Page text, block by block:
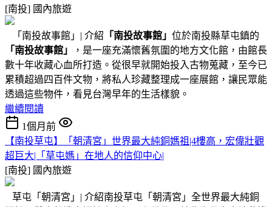
[南投] 國內旅遊
「南投故事館」| 介紹 「南投故事館」 位於南投縣草屯鎮的
「南投故事館」
，是一座充滿懷舊氛圍的地方文化館，由館長
數十年收藏心血所打造。從很早就開始投入古物蒐藏，至今已
累積超過四百件文物，將私人珍藏整理成一座展館，讓民眾能
透過這些物件，看見台灣早年的生活樣貌。
繼續閱讀
1個月前
【南投草屯】「朝清宮」世界最大純銅媽祖|4樓高，宏偉壯觀
超巨大|「草屯媽」在地人的信仰中心|
[南投] 國內旅遊
草屯「朝清宮」| 介紹南投草屯「朝清宮」全世界最大純銅